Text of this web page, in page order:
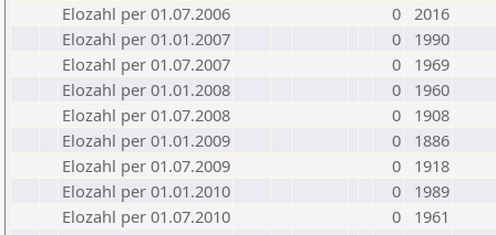
Elozahl per 01.07.2006
0 2016
Elozahl per 01.01.2007
0
1990
Elozahl per 01.07.2007
0
1969
Elozahl per 01.01.2008
0
1960
Elozahl per 01.07.2008
0
1908
Elozahl per 01.01.2009
0
1886
Elozahl per 01.07.2009
0
1918
Elozahl per 01.01.2010
0
1989
Elozahl per 01.07.2010
0
1961